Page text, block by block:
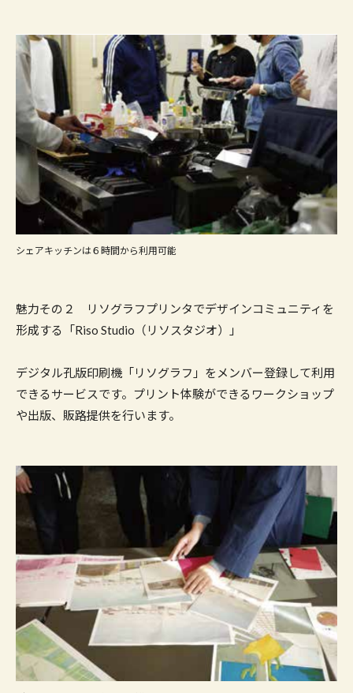
シェアキッチンは６時間から利用可能
魅力その２ リソグラフプリンタでデザインコミュニティを
形成する「Riso Studio（リソスタジオ）」
デジタル孔版印刷機「リソグラフ」をメンバー登録して利用
できるサービスです。プリント体験ができるワークショップ
や出版、販路提供を行います。